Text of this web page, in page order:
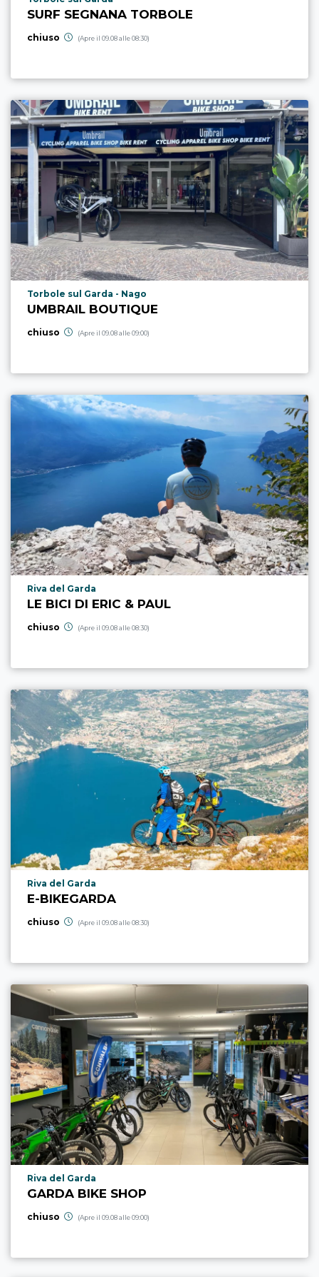
SURF SEGNANA TORBOLE
chiuso (Apre il 09.08 alle 08:30)
Località punto di interesse
Torbole sul Garda - Nago
UMBRAIL BOUTIQUE
chiuso (Apre il 09.08 alle 09:00)
Località punto di interesse
Riva del Garda
LE BICI DI ERIC & PAUL
chiuso (Apre il 09.08 alle 08:30)
Località punto di interesse
Riva del Garda
E-BIKEGARDA
chiuso (Apre il 09.08 alle 08:30)
Località punto di interesse
Riva del Garda
GARDA BIKE SHOP
chiuso (Apre il 09.08 alle 09:00)